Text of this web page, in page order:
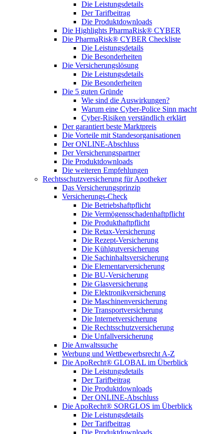
Die Leistungsdetails
Der Tarifbeitrag
Die Produktdownloads
Die Highlights PharmaRisk® CYBER
Die PharmaRisk® CYBER Checkliste
Die Leistungsdetails
Die Besonderheiten
Die Versicherungslösung
Die Leistungsdetails
Die Besonderheiten
Die 5 guten Gründe
Wie sind die Auswirkungen?
Warum eine Cyber-Police Sinn macht
Cyber-Risiken verständlich erklärt
Der garantiert beste Marktpreis
Die Vorteile mit Standesorganisationen
Der ONLINE-Abschluss
Der Versicherungspartner
Die Produktdownloads
Die weiteren Empfehlungen
Rechtsschutzversicherung für Apotheker
Das Versicherungsprinzip
Versicherungs-Check
Die Betriebshaftpflicht
Die Vermögensschadenhaftpflicht
Die Produkthaftpflicht
Die Retax-Versicherung
Die Rezept-Versicherung
Die Kühlgutversicherung
Die Sachinhaltsversicherung
Die Elementarversicherung
Die BU-Versicherung
Die Glasversicherung
Die Elektronikversicherung
Die Maschinenversicherung
Die Transportversicherung
Die Internetversicherung
Die Rechtsschutzversicherung
Die Unfallversicherung
Die Anwaltssuche
Werbung und Wettbewerbsrecht A-Z
Die ApoRecht® GLOBAL im Überblick
Die Leistungsdetails
Der Tarifbeitrag
Die Produktdownloads
Der ONLINE-Abschluss
Die ApoRecht® SORGLOS im Überblick
Die Leistungsdetails
Der Tarifbeitrag
Die Produktdownloads